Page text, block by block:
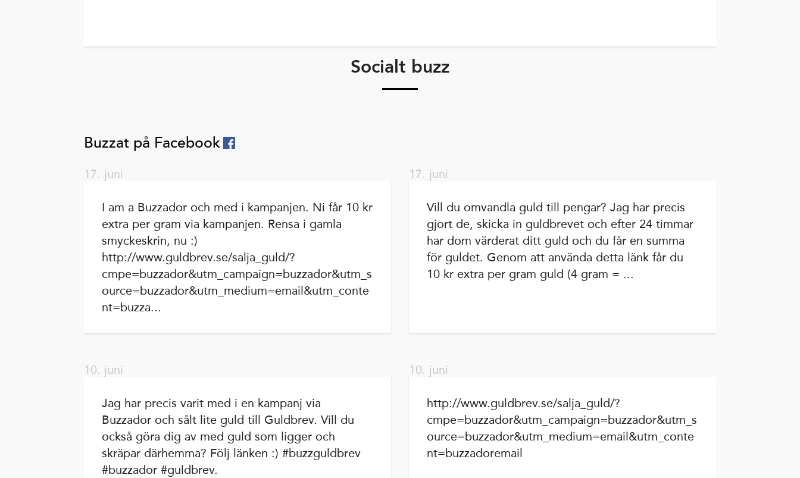
Socialt buzz
Buzzat på Facebook
17. juni
I am a Buzzador och med i kampanjen. Ni får 10 kr
extra per gram via kampanjen. Rensa i gamla
smyckeskrin, nu :)
http://www.guldbrev.se/salja_guld/?
cmpe=buzzador&utm_campaign=buzzador&utm_s
ource=buzzador&utm_medium=email&utm_conte
nt=buzza...
17. juni
Vill du omvandla guld till pengar? Jag har precis
gjort de, skicka in guldbrevet och efter 24 timmar
har dom värderat ditt guld och du får en summa
för guldet. Genom att använda detta länk får du
10 kr extra per gram guld (4 gram = ...
10. juni
Jag har precis varit med i en kampanj via
Buzzador och sålt lite guld till Guldbrev. Vill du
också göra dig av med guld som ligger och
skräpar därhemma? Följ länken :) #buzzguldbrev
#buzzador #guldbrev.
10. juni
http://www.guldbrev.se/salja_guld/?
cmpe=buzzador&utm_campaign=buzzador&utm_s
ource=buzzador&utm_medium=email&utm_conte
nt=buzzadoremail